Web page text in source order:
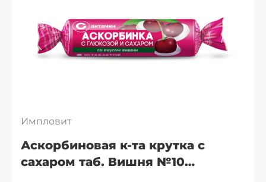
Импловит
Аскорбиновая к-та крутка с
сахаром таб. Вишня №10